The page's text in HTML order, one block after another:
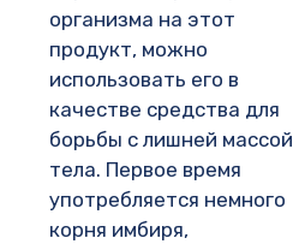
организма на этот
продукт, можно
использовать его в
качестве средства для
борьбы с лишней массой
тела. Первое время
употребляется немного
корня имбиря,